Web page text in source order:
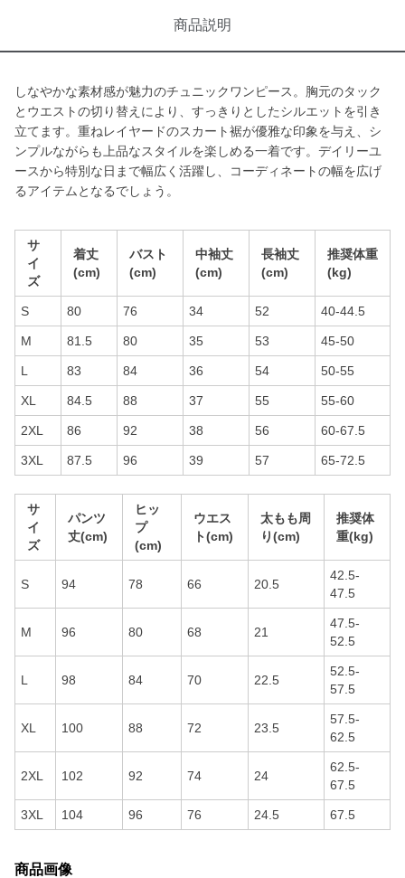
商品説明
しなやかな素材感が魅力のチュニックワンピース。胸元のタック
とウエストの切り替えにより、すっきりとしたシルエットを引き
立てます。重ねレイヤードのスカート裾が優雅な印象を与え、シ
ンプルながらも上品なスタイルを楽しめる一着です。デイリーユ
ースから特別な日まで幅広く活躍し、コーディネートの幅を広げ
るアイテムとなるでしょう。
サ
イ
ズ
着丈
(cm)
バスト
(cm)
中袖丈
(cm)
長袖丈
(cm)
推奨体重
(kg)
S 80 76 34 52 40-44.5
M 81.5 80 35 53 45-50
L 83 84 36 54 50-55
XL 84.5 88 37 55 55-60
2XL 86 92 38 56 60-67.5
3XL 87.5 96 39 57 65-72.5
サ
イ
ズ
パンツ
丈(cm)
ヒッ
プ
(cm)
ウエス
ト(cm)
太もも周
り(cm)
推奨体
重(kg)
S 94 78 66 20.5
42.5-
47.5
M 96 80 68 21
47.5-
52.5
L 98 84 70 22.5
52.5-
57.5
XL 100 88 72 23.5
57.5-
62.5
2XL 102 92 74 24
62.5-
67.5
3XL 104 96 76 24.5 67.5
商品画像